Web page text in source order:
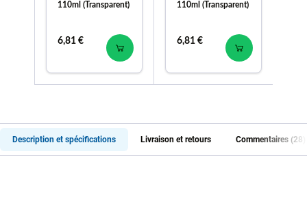
110ml (Transparent)
6,81 €
110ml (Transparent)
6,81 €
Description et spécifications Livraison et retours Commentaires (28)